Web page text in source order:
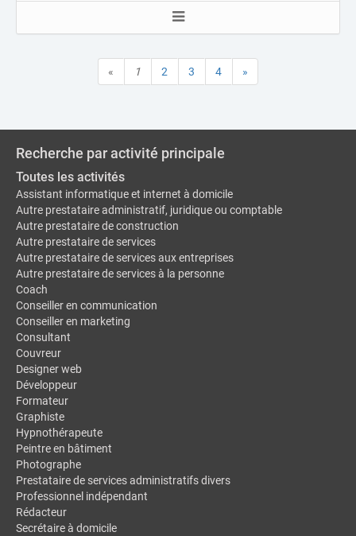
« 1 2 3 4 »
Recherche par activité principale
Toutes les activités
Assistant informatique et internet à domicile
Autre prestataire administratif, juridique ou comptable
Autre prestataire de construction
Autre prestataire de services
Autre prestataire de services aux entreprises
Autre prestataire de services à la personne
Coach
Conseiller en communication
Conseiller en marketing
Consultant
Couvreur
Designer web
Développeur
Formateur
Graphiste
Hypnothérapeute
Peintre en bâtiment
Photographe
Prestataire de services administratifs divers
Professionnel indépendant
Rédacteur
Secrétaire à domicile